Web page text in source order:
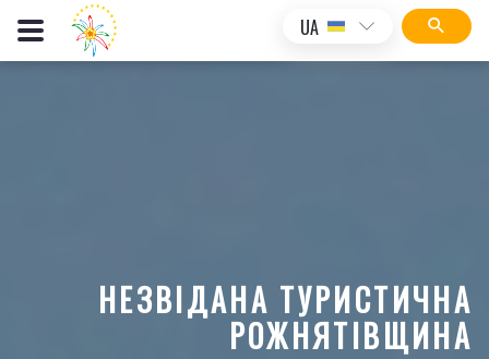
UA
НЕЗВІДАНА ТУРИСТИЧНА
РОЖНЯТІВЩИНА